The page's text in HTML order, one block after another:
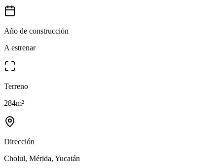
Año de construcción
A estrenar
Terreno
284m²
Dirección
Cholul, Mérida, Yucatán